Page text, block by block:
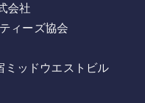
会社
ィーズ協会
ッドウエストビル